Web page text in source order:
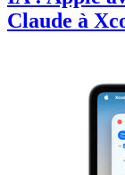
Claude à